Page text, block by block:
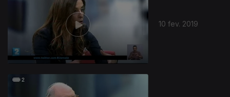
10 fev. 2019